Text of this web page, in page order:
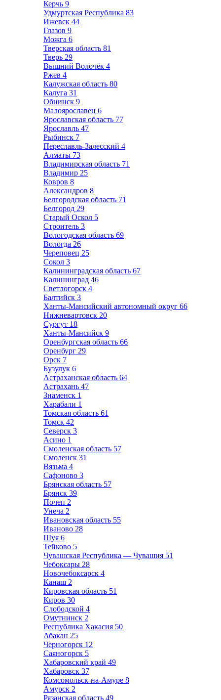
Керчь 9
Удмуртская Республика 83
Ижевск 44
Глазов 9
Можга 6
Тверская область 81
Тверь 29
Вышний Волочёк 4
Ржев 4
Калужская область 80
Калуга 31
Обнинск 9
Малоярославец 6
Ярославская область 77
Ярославль 47
Рыбинск 7
Переславль-Залесский 4
Алматы 73
Владимирская область 71
Владимир 25
Ковров 8
Александров 8
Белгородская область 71
Белгород 29
Старый Оскол 5
Строитель 3
Вологодская область 69
Вологда 26
Череповец 25
Сокол 3
Калининградская область 67
Калининград 46
Светлогорск 4
Балтийск 3
Ханты-Мансийский автономный округ 66
Нижневартовск 20
Сургут 18
Ханты-Мансийск 9
Оренбургская область 66
Оренбург 29
Орск 7
Бузулук 6
Астраханская область 64
Астрахань 47
Знаменск 1
Харабали 1
Томская область 61
Томск 42
Северск 3
Асино 1
Смоленская область 57
Смоленск 31
Вязьма 4
Сафоново 3
Брянская область 57
Брянск 39
Почеп 2
Унеча 2
Ивановская область 55
Иваново 28
Шуя 6
Тейково 5
Чувашская Республика — Чувашия 51
Чебоксары 28
Новочебоксарск 4
Канаш 2
Кировская область 51
Киров 30
Слободской 4
Омутнинск 2
Республика Хакасия 50
Абакан 25
Черногорск 12
Саяногорск 5
Хабаровский край 49
Хабаровск 37
Комсомольск-на-Амуре 8
Амурск 2
Рязанская область 49